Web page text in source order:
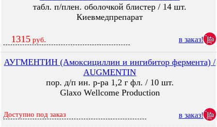
табл. п/плен. оболочкой блистер / 14 шт.
Киевмедпрепарат
1315 руб. в заказ!
АУГМЕНТИН (Амоксициллин и ингибитор фермента) /
AUGMENTIN
пор. д/п ин. р-ра 1,2 г фл. / 10 шт.
Glaxo Wellcome Production
Доступно под заказ в заказ!